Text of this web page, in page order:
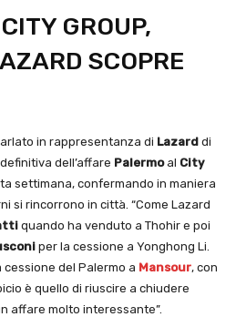
GROUP,
SCOPRE
in rappresentanza di Lazard di
dell’affare Palermoal City
settimana, confermando in maniera
si rincorrono in città. “Come Lazard
quando ha venduto a Thohir e poi
per la cessione a Yonghong Li.
del Palermo a Mansour, con
è quello di riuscire a chiudere
affare molto interessante”.